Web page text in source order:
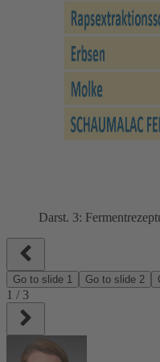
Darst. 3:
Go to slide 1 Go to slide 2
1 / 3